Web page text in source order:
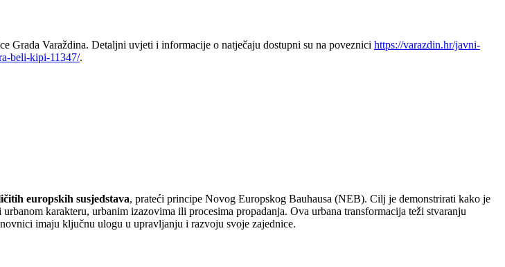
Grada Varaždina. Detaljni uvjeti i informacije o natječaju dostupni su na poveznici https://varazdin.hr/javni-
beli-kipi-11347/.
europskih susjedstava, prateći principe Novog Europskog Bauhausa (NEB). Cilj je demonstrirati kako je
karakteru, urbanim izazovima ili procesima propadanja. Ova urbana transformacija teži stvaranju
imaju ključnu ulogu u upravljanju i razvoju svoje zajednice.